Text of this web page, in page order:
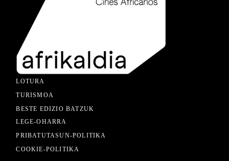
LOTURA
TURISMOA
BESTE EDIZIO BATZUK
LEGE-OHARRA
PRIBATUTASUN-POLITIKA
COOKIE-POLITIKA